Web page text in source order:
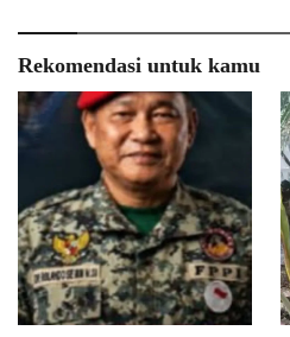
Rekomendasi untuk kamu